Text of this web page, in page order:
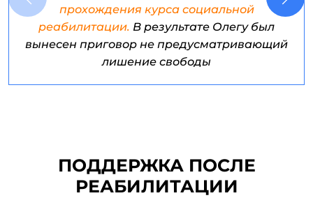
прохождения курса социальной
реабилитации. В результате Олегу был
вынесен приговор не предусматривающий
лишение свободы
ПОДДЕРЖКА ПОСЛЕ
РЕАБИЛИТАЦИИ